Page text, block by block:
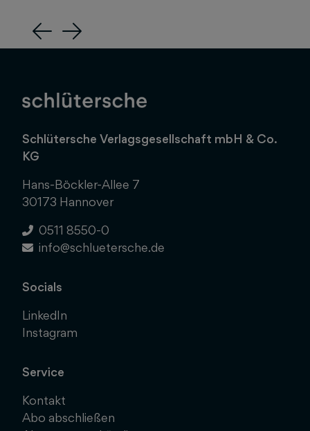
Previous
Next
Schlütersche Verlagsgesellschaft mbH & Co.
KG
Hans-Böckler-Allee 7
30173 Hannover
0511 8550-0
info@schluetersche.de
Socials
LinkedIn
Instagram
Service
Kontakt
Abo abschließen